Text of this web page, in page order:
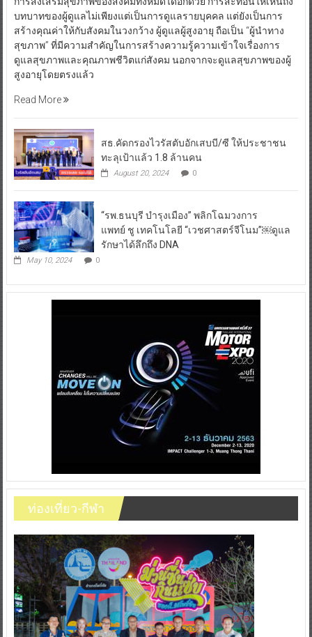
บทบาทของผู้ดูแลไม่เพียงแต่เป็นการดูแลรายบุคคล แต่ยังเป็นการ
สร้างคุณค่าให้กับสังคมในวงกว้าง ผู้ดูแลผู้สูงอายุ ถือเป็น “ผู้นำทาง
สุขภาพ” ที่มีความสำคัญในการสร้างความรู้ความเข้าใจเรื่องการ
ดูแลสุขภาพและคุณภาพชีวิตแก่สังคม นอกจากจะดูแลสุขภาพของผู้
สูงอายุโดยตรงแล้ว
Read More
สธ.คัดกรองไวรัสตับอักเสบบี/ซี ให้ประชาชน
ทะลุเป้าแล้ว 1.8 ล้านคน
August 20, 2024 0
“รพ.ธนบุรี บำรุงเมือง” พลิกโฉมวงการ
แพทย์ ชู เทคโนโลยี “เวชศาสตร์จีโนม”￼ดูแล
รักษาได้ลึกถึง DNA
May 10, 2024 0
ท่องเที่ยว-กีฬา